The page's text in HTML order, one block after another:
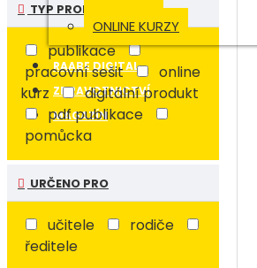
ONLINE KURZY
RAABE DIGITAL
ZDRAVOTNICTVÍ
MAGAZÍN
TYP PRODUKTU
publikace
pracovní sešit
online
kurz
digitální produkt
pdf publikace
pomůcka
URČENO PRO
učitele
rodiče
ředitele